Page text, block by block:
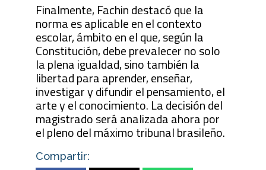
Finalmente, Fachin destacó que la
norma es aplicable en el contexto
escolar, ámbito en el que, según la
Constitución, debe prevalecer no solo
la plena igualdad, sino también la
libertad para aprender, enseñar,
investigar y difundir el pensamiento, el
arte y el conocimiento. La decisión del
magistrado será analizada ahora por
el pleno del máximo tribunal brasileño.
Compartir: